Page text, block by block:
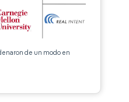
de un modo en